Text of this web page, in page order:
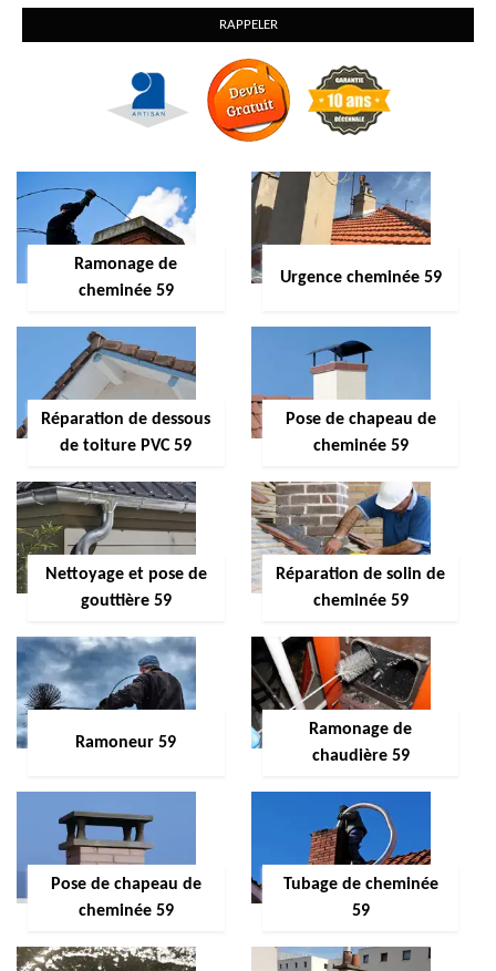
Ramonage de
cheminée 59
Urgence cheminée 59
Réparation de dessous
de toiture PVC 59
Pose de chapeau de
cheminée 59
Nettoyage et pose de
gouttière 59
Réparation de solin de
cheminée 59
Ramoneur 59
Ramonage de
chaudière 59
Pose de chapeau de
cheminée 59
Tubage de cheminée
59